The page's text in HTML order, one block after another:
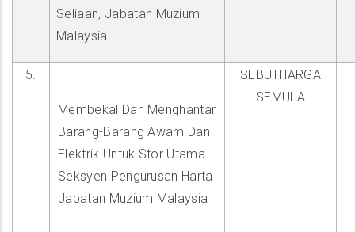
Seliaan, Jabatan Muzium
Malaysia
5.
Membekal Dan Menghantar
Barang-Barang Awam Dan
Elektrik Untuk Stor Utama
Seksyen Pengurusan Harta
Jabatan Muzium Malaysia
SEBUTHARGA
SEMULA